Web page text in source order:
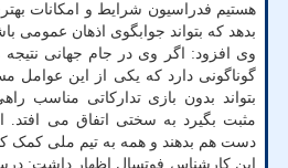
هستیم فدراسیون شرایط و امکانات
بدهد که بتواند جوابگوی اذهان عمومی
وی افزود: اگر وی در جام جهانی
گوناگونی دارد که یکی از این عوامل
بتواند بدون بازی تدارکاتی مناسب
مثبت بگیرد به سختی اتفاق می افتد.
دست هم بدهند و همه به تیم ملی کمک
این کارشناس فوتسال اظهار داشت: